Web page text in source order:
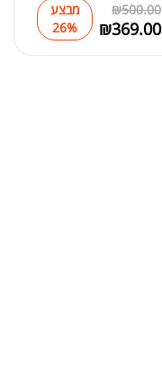
₪500.00
₪369.00
מבצע
26%